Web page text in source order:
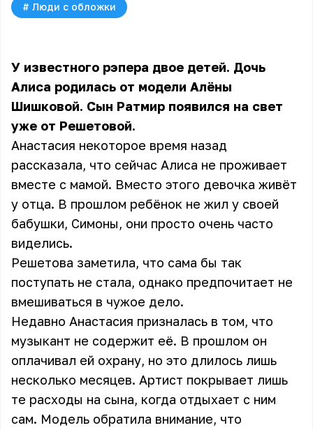
# Люди с обложки
У известного рэпера двое детей. Дочь
Алиса родилась от модели Алёны
Шишковой. Сын Ратмир появился на свет
уже от Решетовой.
Анастасия некоторое время назад
рассказала, что сейчас Алиса не проживает
вместе с мамой. Вместо этого девочка живёт
у отца. В прошлом ребёнок не жил у своей
бабушки, Симоны, они просто очень часто
виделись.
Решетова заметила, что сама бы так
поступать не стала, однако предпочитает не
вмешиваться в чужое дело.
Недавно Анастасия призналась в том, что
музыкант не содержит её. В прошлом он
оплачивал ей охрану, но это длилось лишь
несколько месяцев. Артист покрывает лишь
те расходы на сына, когда отдыхает с ним
сам. Модель обратила внимание, что